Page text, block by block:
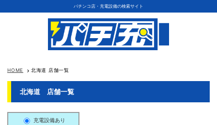
パチンコ店・充電設備の検索サイト
HOME keyboard_arrow_right 北海道 店舗一覧
北海道 店舗一覧
充電設備あり